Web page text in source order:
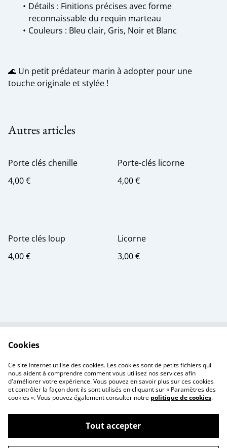
Détails : Finitions précises avec forme
reconnaissable du requin marteau
Couleurs : Bleu clair, Gris, Noir et Blanc
🌊 Un petit prédateur marin à adopter pour une
touche originale et stylée !
Autres articles
Porte clés chenille
4,00 €
Porte-clés licorne
4,00 €
Porte clés loup
4,00 €
Licorne
3,00 €
Politique de
confidentialité
Politique de cookies
©2026Creativity Print
Cookies
Ce site Internet utilise des cookies. Les cookies sont de petits fichiers qui
nous aident à comprendre comment vous utilisez nos services afin
d'améliorer votre expérience. Vous pouvez en savoir plus sur ces cookies
et contrôler la façon dont ils sont utilisés en cliquant sur « Paramètres des
cookies ». Vous pouvez également consulter notre politique de cookies.
Tout accepter